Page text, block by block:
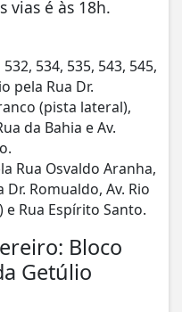
vias é às 18h.
534, 535, 543, 545,
pela Rua Dr.
(pista lateral),
da Bahia e Av.
Rua Osvaldo Aranha,
Dr. Romualdo, Av. Rio
Rua Espírito Santo.
Bloco
Getúlio